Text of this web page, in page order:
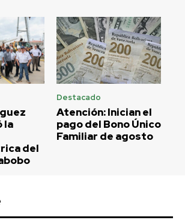
la
del
Destacado
Atención: Inician el
pago del Bono Único
Familiar de agosto